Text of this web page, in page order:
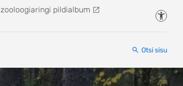
zooloogiaringi pildialbum
Otsi sisu